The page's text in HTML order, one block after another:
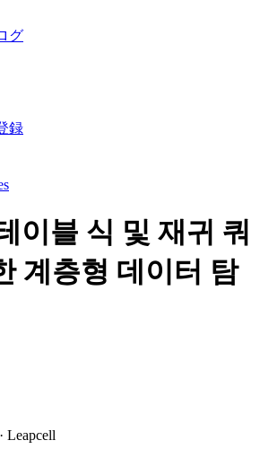
グ
録
이블 식 및 재귀 쿼
계층형 데이터 탐
Leapcell